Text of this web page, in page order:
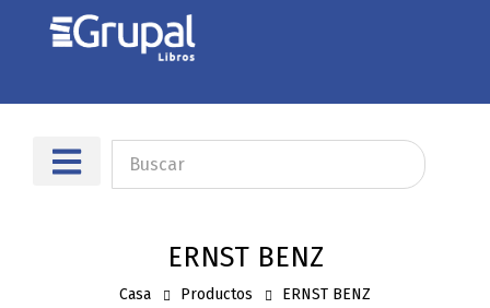
ERNST BENZ
Casa Productos ERNST BENZ